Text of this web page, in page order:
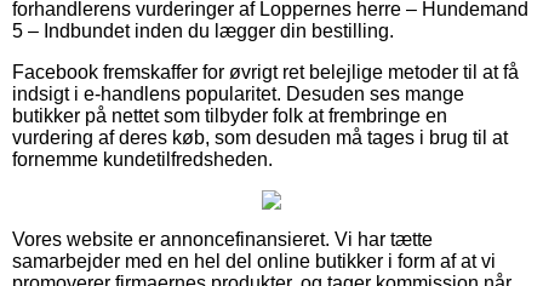
forhandlerens vurderinger af Loppernes herre – Hundemand
5 – Indbundet inden du lægger din bestilling.
Facebook fremskaffer for øvrigt ret belejlige metoder til at få
indsigt i e-handlens popularitet. Desuden ses mange
butikker på nettet som tilbyder folk at frembringe en
vurdering af deres køb, som desuden må tages i brug til at
fornemme kundetilfredsheden.
Vores website er annoncefinansieret. Vi har tætte
samarbejder med en hel del online butikker i form af at vi